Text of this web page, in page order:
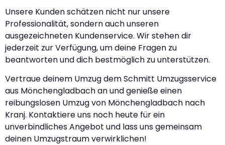
Unsere Kunden schätzen nicht nur unsere
Professionalität, sondern auch unseren
ausgezeichneten Kundenservice. Wir stehen dir
jederzeit zur Verfügung, um deine Fragen zu
beantworten und dich bestmöglich zu unterstützen.
Vertraue deinem Umzug dem Schmitt Umzugsservice
aus Mönchengladbach an und genieße einen
reibungslosen Umzug von Mönchengladbach nach
Kranj. Kontaktiere uns noch heute für ein
unverbindliches Angebot und lass uns gemeinsam
deinen Umzugstraum verwirklichen!